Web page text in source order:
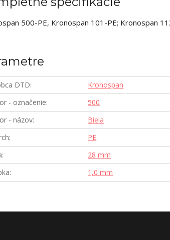
500-PE, Kronospan 101-PE; Kronospan
DTD
Kronospan
- označenie
500
- názov
Biela
PE
28 mm
1,0 mm